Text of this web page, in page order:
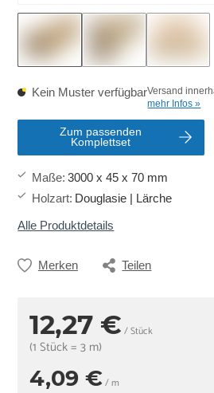
Kein Muster verfügbarVersand
mehr Infos »
Zum passenden
Komplettset
Maße: 3000 x 45 x 70 mm
Holzart: Douglasie | Lärche
Alle Produktdetails
Merken Teilen
12,27 € / Stück
(1 Stück = 3 m)
4,09 €/ m